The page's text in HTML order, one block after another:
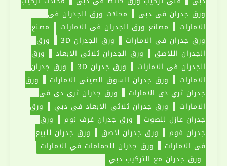
ورق جدران في دبي
محلات ورق الجدران في
الامارات
مصانع ورق الجدران في الامارات
مصنع
ورق جدران في الامارات
ورق الجدران 3D
ورق
الجدران اللاصق
ورق الجدران ثلاثي الابعاد
ورق
الجدران في الامارات
ورق جدران 3D
ورق جدران
الامارات
ورق جدران السوق الصيني الامارات
ورق
جدران ثري دي الامارات
ورق جدران ثري دي في
الامارات
ورق جدران ثلاثي الابعاد في دبي
ورق
جدران عازل للصوت
ورق جدران غرف نوم
ورق
جدران فوم
ورق جدران لاصق
ورق جدران للبيع
في الامارات
ورق جدران للحمامات في الامارات
ورق جدران مع التركيب دبي